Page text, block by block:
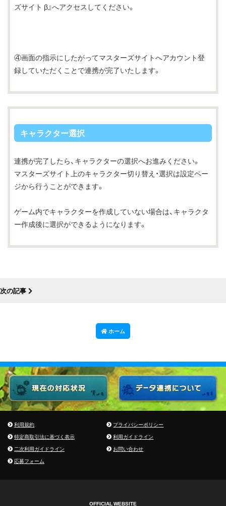
ズサイト β』へアクセスしてください。
④画面の指示にしたがってマスターズサイトへアカウント登
録していただくことで連携が完了いたします。
キャラクター選択
連携が完了したら、キャラクターの選択へお進みください。
マスターズサイト上のキャラクター切り替え・選択は設定ペー
ジから行うことができます。
ゲーム内でキャラクターを作成していない場合は、キャラクタ
ー作成後に選択ができるようになります。
次の記事
ホーム
利用規約
プライバシーポリシー
特定商取引法に基づく表示
利用ガイドライン
二次利用ガイドライン
お問い合わせ
応募フォーム
OFFICIAL WEBSITE